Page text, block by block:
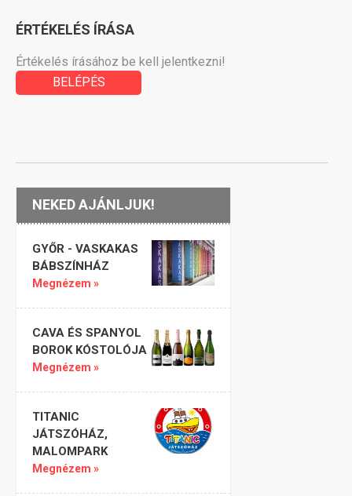
ÉRTÉKELÉS ÍRÁSA
Értékelés írásához be kell jelentkezni!
BELÉPÉS
NEKED AJÁNLJUK!
GYŐR - VASKAKAS
BÁBSZÍNHÁZ
Megnézem »
CAVA ÉS SPANYOL
BOROK KÓSTOLÓJA
Megnézem »
TITANIC
JÁTSZÓHÁZ,
MALOMPARK
Megnézem »